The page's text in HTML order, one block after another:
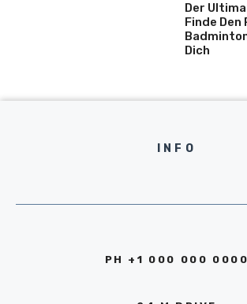
Der
Finde
Dich
INFO
PH +1 000 000 0000